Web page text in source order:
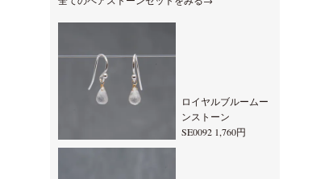
ロイヤルブルームー
ンストーン
SE0092 1,760円